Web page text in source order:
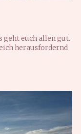
geht euch allen gut.
herausfordernd